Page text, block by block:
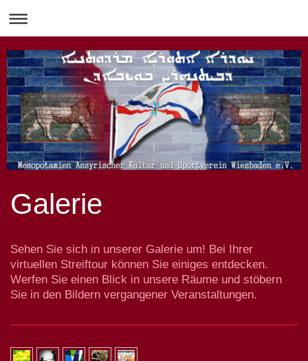
Galerie
Sehen Sie sich in unserer Galerie um! Bei Ihrer
virtuellen Streiftour können Sie einiges entdecken.
Werfen Sie einen Blick in unsere Räume und stöbern
Sie in den Bildern vergangener Veranstaltungen.